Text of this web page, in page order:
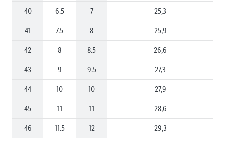
40 6.5 7 25,3
41 7.5 8 25,9
42 8 8.5 26,6
43 9 9.5 27,3
44 10 10 27,9
45 11 11 28,6
46 11.5 12 29,3